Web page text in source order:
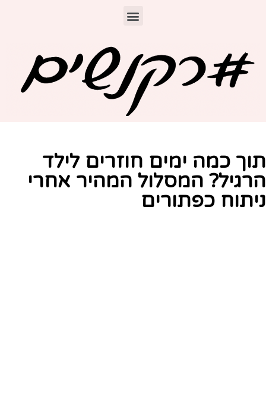
כמה ימים חוזרים לילד
המסלול המהיר אחרי
כפתורים